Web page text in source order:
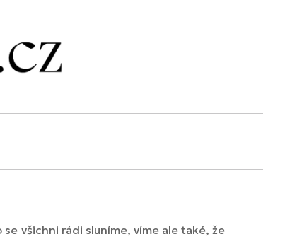
všichni rádi sluníme, víme ale také, že